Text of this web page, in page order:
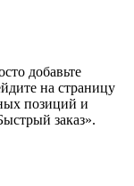
добавьте
на страницу
позиций и
заказ».